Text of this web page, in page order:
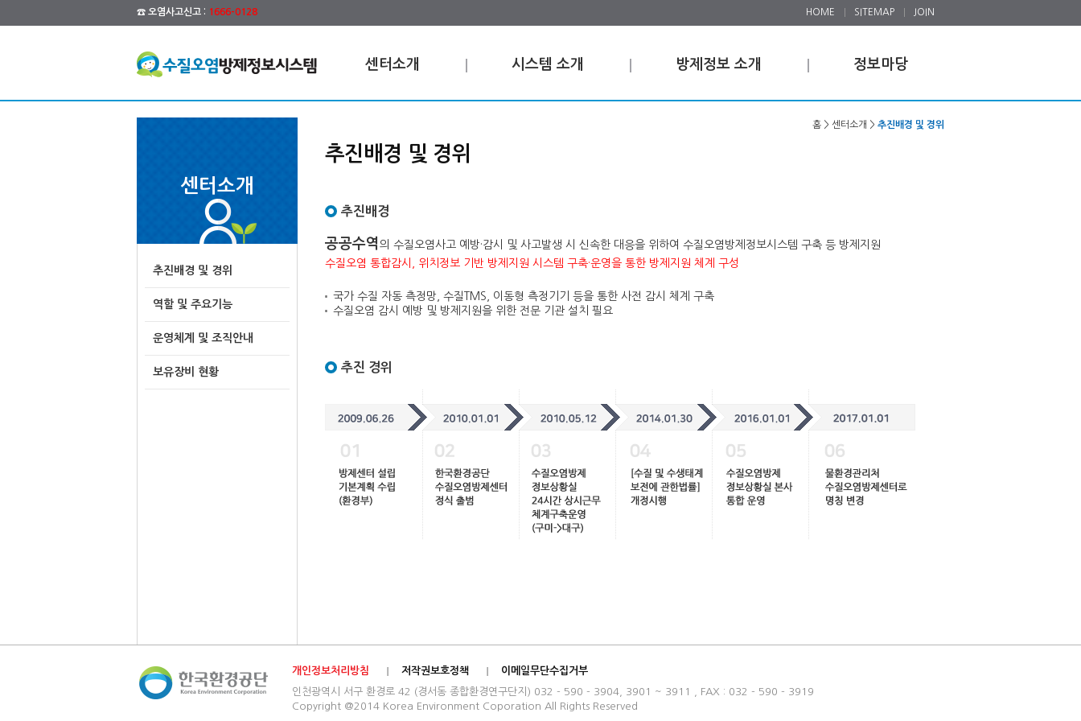
☎ 오염사고신고 : 1666-0128 HOME SITEMAP JOIN
센터소개 시스템 소개 방제정보 소개 정보마당
센터소개
추진배경 및 경위
역할 및 주요기능
운영체계 및 조직안내
보유장비 현황
홈 > 센터소개 > 추진배경 및 경위
추진배경 및 경위
추진배경
공공수역 의 수질오염사고 예방·감시 및 사고발생 시 신속한 대응을 위하여 수질오염방제정보시스템 구축 등 방제지원
수질오염 통합감시, 위치정보 기반 방제지원 시스템 구축·운영을 통한 방제지원 체계 구성
국가 수질 자동 측정망, 수질TMS, 이동형 측정기기 등을 통한 사전 감시 체계 구축
수질오염 감시 예방 및 방제지원을 위한 전문 기관 설치 필요
추진 경위
개인정보처리방침 저작권보호정책
이메일무단수집거부
인천광역시 서구 환경로 42 (경서동 종합환경연구단지) 032 - 590 - 3904, 3901 ~ 3911 , FAX : 032 - 590 - 3919
Copyright @2014 Korea Environment Coporation All Rights Reserved